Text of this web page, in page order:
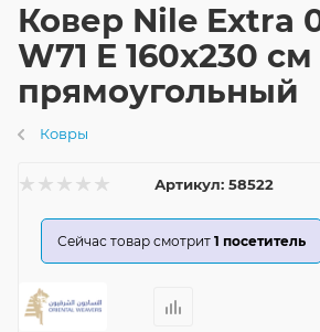
Ковер Nile Extra
W71 E 160x230 см
прямоугольный
Ковры
Артикул: 58522
Сейчас товар смотрит 1 посетитель